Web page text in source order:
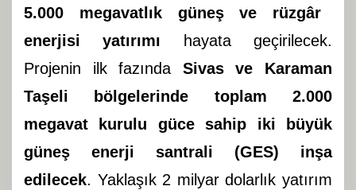
5.000 megavatlık güneş ve rüzgâr
enerjisi yatırımı hayata geçirilecek.
Projenin ilk fazında Sivas ve Karaman
Taşeli bölgelerinde toplam 2.000
megavat kurulu güce sahip iki büyük
güneş enerji santrali (GES) inşa
edilecek. Yaklaşık 2 milyar dolarlık yatırım